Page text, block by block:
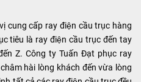
khác.
thiết bị điện.
Điểm đặc biệt:
dùng cho động
cơ quay, có 3
dây vào và 3